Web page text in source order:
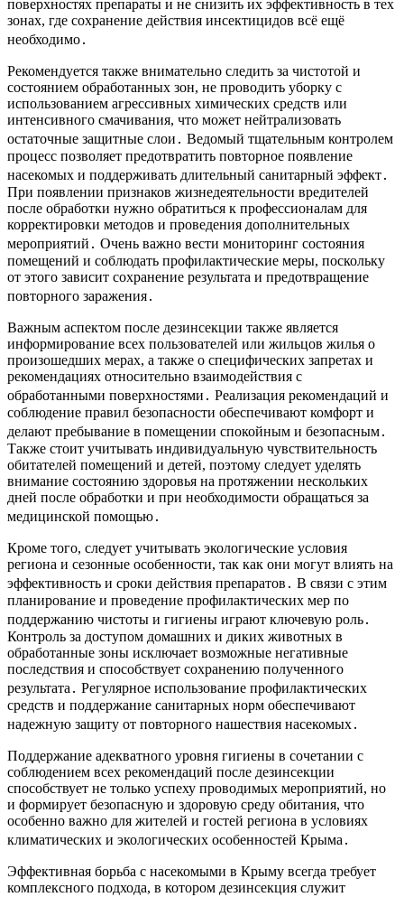
поверхностях препараты и не снизить их эффективность в тех
зонах, где сохранение действия инсектицидов всё ещё
необходимо․
Рекомендуется также внимательно следить за чистотой и
состоянием обработанных зон, не проводить уборку с
использованием агрессивных химических средств или
интенсивного смачивания, что может нейтрализовать
остаточные защитные слои․ Ведомый тщательным контролем
процесс позволяет предотвратить повторное появление
насекомых и поддерживать длительный санитарный эффект․
При появлении признаков жизнедеятельности вредителей
после обработки нужно обратиться к профессионалам для
корректировки методов и проведения дополнительных
мероприятий․ Очень важно вести мониторинг состояния
помещений и соблюдать профилактические меры, поскольку
от этого зависит сохранение результата и предотвращение
повторного заражения․
Важным аспектом после дезинсекции также является
информирование всех пользователей или жильцов жилья о
произошедших мерах, а также о специфических запретах и
рекомендациях относительно взаимодействия с
обработанными поверхностями․ Реализация рекомендаций и
соблюдение правил безопасности обеспечивают комфорт и
делают пребывание в помещении спокойным и безопасным․
Также стоит учитывать индивидуальную чувствительность
обитателей помещений и детей, поэтому следует уделять
внимание состоянию здоровья на протяжении нескольких
дней после обработки и при необходимости обращаться за
медицинской помощью․
Кроме того, следует учитывать экологические условия
региона и сезонные особенности, так как они могут влиять на
эффективность и сроки действия препаратов․ В связи с этим
планирование и проведение профилактических мер по
поддержанию чистоты и гигиены играют ключевую роль․
Контроль за доступом домашних и диких животных в
обработанные зоны исключает возможные негативные
последствия и способствует сохранению полученного
результата․ Регулярное использование профилактических
средств и поддержание санитарных норм обеспечивают
надежную защиту от повторного нашествия насекомых․
Поддержание адекватного уровня гигиены в сочетании с
соблюдением всех рекомендаций после дезинсекции
способствует не только успеху проводимых мероприятий, но
и формирует безопасную и здоровую среду обитания, что
особенно важно для жителей и гостей региона в условиях
климатических и экологических особенностей Крыма․
Эффективная борьба с насекомыми в Крыму всегда требует
комплексного подхода, в котором дезинсекция служит